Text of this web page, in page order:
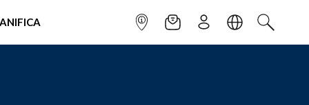
INFOPOINTNEWSLETTER
ISCRIVITILINGUACERCA